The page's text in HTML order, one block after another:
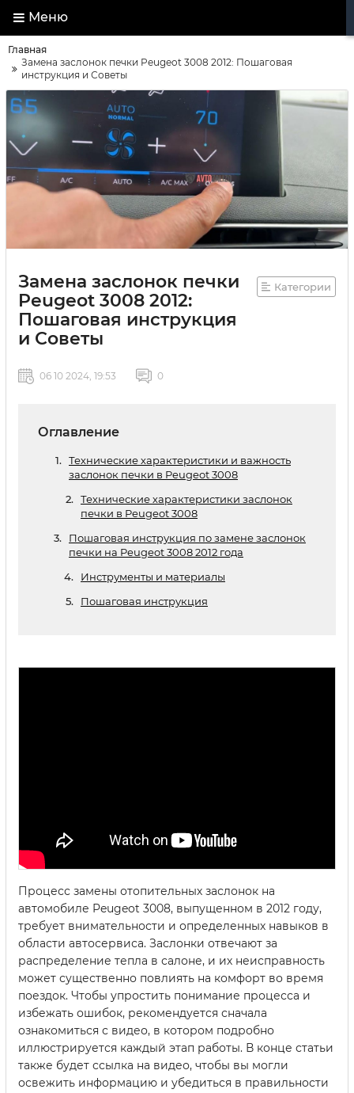
Меню
Главная
Замена заслонок печки Peugeot 3008 2012: Пошаговая
инструкция и Советы
Замена заслонок печки
Peugeot 3008 2012:
Пошаговая инструкция
и Советы
Категории
06 10 2024, 19:53 0
Оглавление
Технические характеристики и важность
заслонок печки в Peugeot 3008
Технические характеристики заслонок
печки в Peugeot 3008
Пошаговая инструкция по замене заслонок
печки на Peugeot 3008 2012 года
Инструменты и материалы
Пошаговая инструкция
Процесс замены отопительных заслонок на
автомобиле Peugeot 3008, выпущенном в 2012 году,
требует внимательности и определенных навыков в
области автосервиса. Заслонки отвечают за
распределение тепла в салоне, и их неисправность
может существенно повлиять на комфорт во время
поездок. Чтобы упростить понимание процесса и
избежать ошибок, рекомендуется сначала
ознакомиться с видео, в котором подробно
иллюстрируется каждый этап работы. В конце статьи
также будет ссылка на видео, чтобы вы могли
освежить информацию и убедиться в правильности